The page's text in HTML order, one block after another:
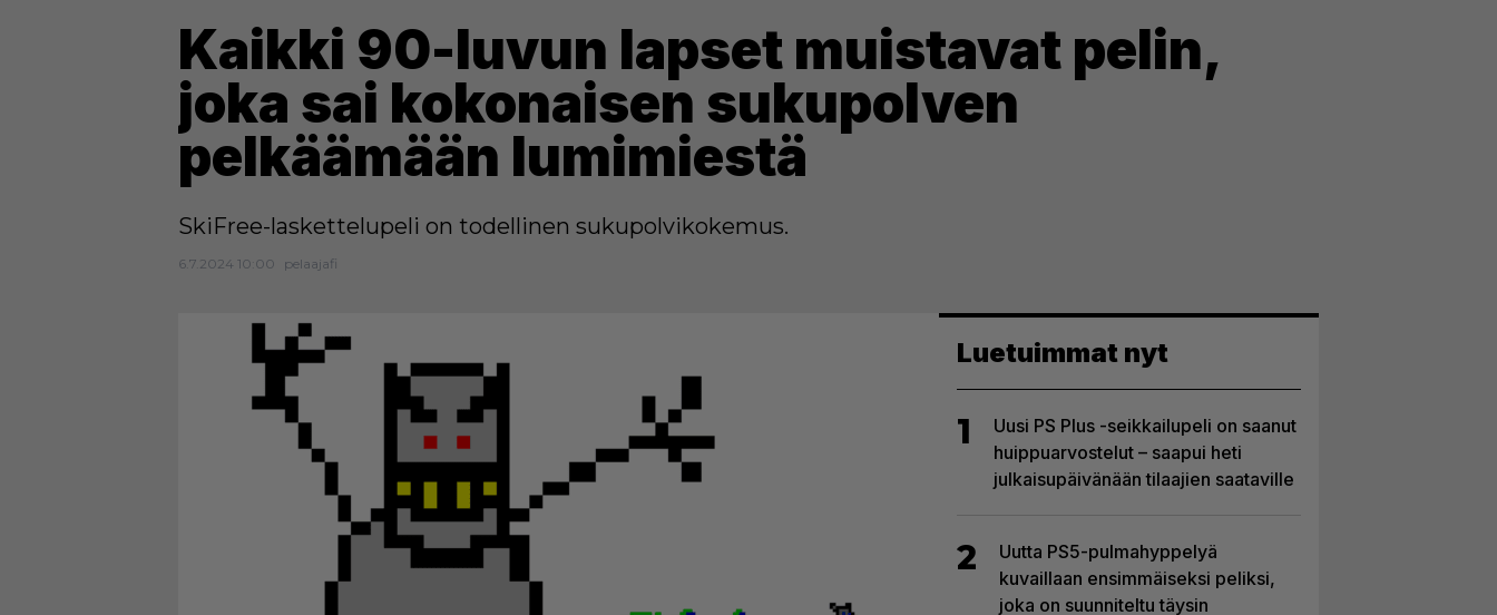
Kaikki 90-luvun lapset muistavat pelin,
joka sai kokonaisen sukupolven
pelkäämään lumimiestä
SkiFree-laskettelupeli on todellinen sukupolvikokemus.
6.7.2024 10:00 pelaajafi
Luetuimmat nyt
1
Uusi PS Plus -seikkailupeli on saanut
huippuarvostelut – saapui heti
julkaisupäivänään tilaajien saataville
2
Uutta PS5-pulmahyppelyä
kuvaillaan ensimmäiseksi peliksi,
joka on suunniteltu täysin